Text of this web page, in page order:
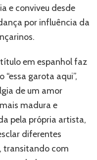
e conviveu desde
por influência da
título em espanhol faz
garota aqui”,
de um amor
madura e
pela própria artista,
diferentes
transitando com